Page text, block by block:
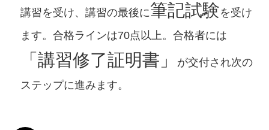
講習を受け、講習の最後に筆記試験を受け
ます。合格ラインは70点以上。合格者には
「講習修了証明書」
が交付され次の
ステップに進みます。